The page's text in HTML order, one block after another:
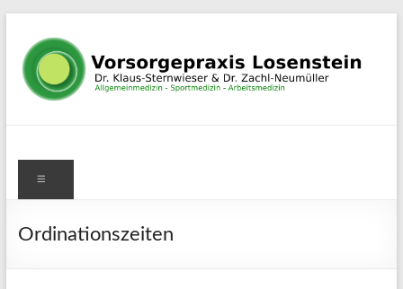
Inhalt
springen
Vorsorgepraxis
Sternwieser &
Ordinationszeiten